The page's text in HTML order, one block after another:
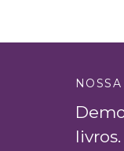
livros.